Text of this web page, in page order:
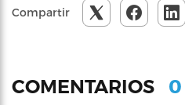
Compartir
COMENTARIOS 0